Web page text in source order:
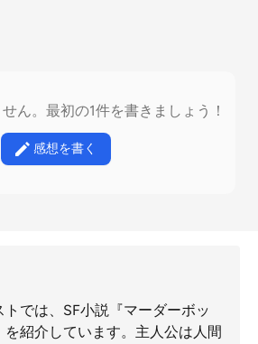
ん。最初の1件を書きましょう！
感想を書く
トでは、SF小説『マーダーボッ
を紹介しています。主人公は人間